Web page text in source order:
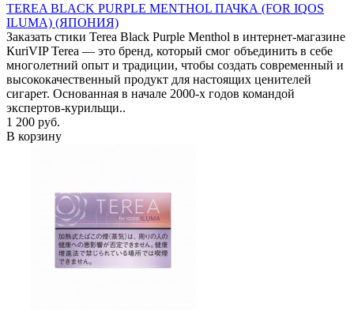
TEREA BLACK PURPLE MENTHOL ПАЧКА (FOR IQOS
ILUMA) (ЯПОНИЯ)
Заказать стики Terea Black Purple Menthol в интернет-магазине
КuriVIP Terea — это бренд, который смог объединить в себе
многолетний опыт и традиции, чтобы создать современный и
высококачественный продукт для настоящих ценителей
сигарет. Основанная в начале 2000-х годов командой
экспертов-курильщи..
1 200 руб.
В корзину